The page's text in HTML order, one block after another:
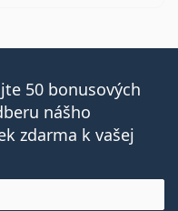
50 bonusových
nášho
zdarma k vašej